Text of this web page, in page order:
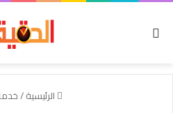
الرئيسية/